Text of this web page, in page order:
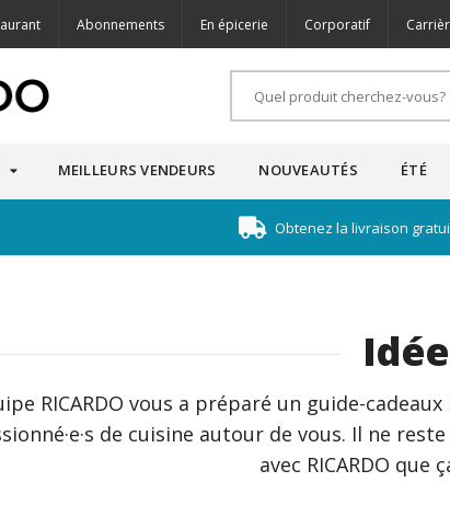
Abonnements En épicerie Corporatif
MEILLEURS VENDEURS NOUVEAUTÉS ÉTÉ
Obtenez la livraison
RICARDO vous a préparé un guide-
de cuisine autour de vous. Il ne
avec RICARDO que